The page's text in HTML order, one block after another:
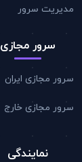
مدیریت سرور
سرور مجازی
سرور مجازی ایران
سرور مجازی خارج
نمایندگی